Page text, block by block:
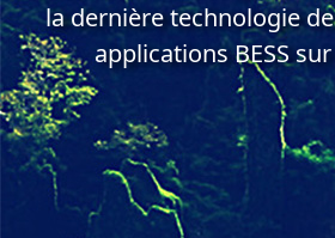
la dernière technologie
applications BESS